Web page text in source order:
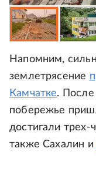
Напомним,
землетрясение
Камчатке. После
побережье
достигали трех-
также Сахалин и